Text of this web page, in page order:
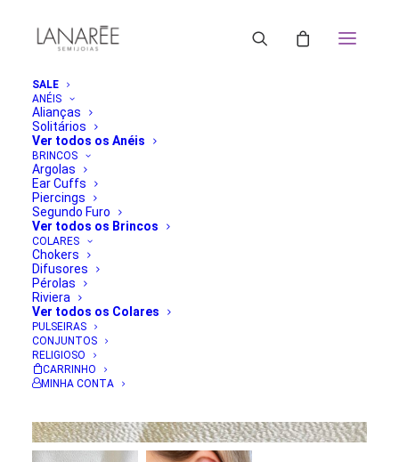
SALE
ANÉIS
Alianças
Solitários
Ver todos os Anéis
BRINCOS
Argolas
Ear Cuffs
Piercings
Segundo Furo
Ver todos os Brincos
COLARES
Chokers
Difusores
Pérolas
Riviera
Ver todos os Colares
PULSEIRAS
CONJUNTOS
RELIGIOSO
CARRINHO
MINHA CONTA